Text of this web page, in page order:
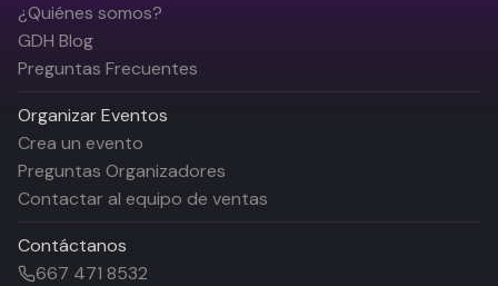
¿Quiénes somos?
GDH Blog
Preguntas Frecuentes
Organizar Eventos
Crea un evento
Preguntas Organizadores
Contactar al equipo de ventas
Contáctanos
667 471 8532